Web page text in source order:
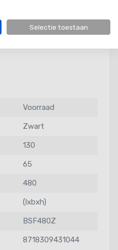
de categorie
oplossingen vanDoeco
Voorraad
Zwart
130
65
480
(lxbxh)
BSF480Z
8718309431044
Selectie toestaan